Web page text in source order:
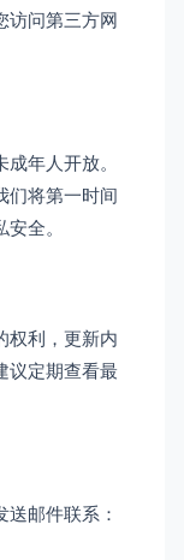
访问第三方网
年人开放。
们将第一时间
全。
权利，更新内
议定期查看最
邮件联系：